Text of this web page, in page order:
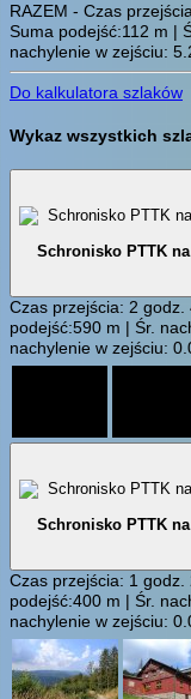
RAZEM - Czas
Suma podejść:112 m |
nachylenie w zejściu:
Do kalkulatora szlaków
Wykaz wszystkich
Schronisko PTTK na
Czas przejścia: 2 godz.
podejść:590 m | Śr.
nachylenie w zejściu:
Schronisko PTTK na
Czas przejścia: 1 godz.
podejść:400 m | Śr.
nachylenie w zejściu: